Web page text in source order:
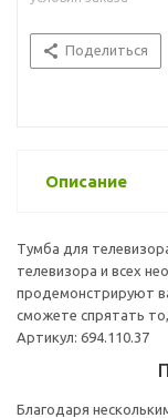
Поделиться
Описание
Тумба для
телевизора и всех
продемонстрируют
сможете спрятать
Артикул: 694.110.37
Благодаря